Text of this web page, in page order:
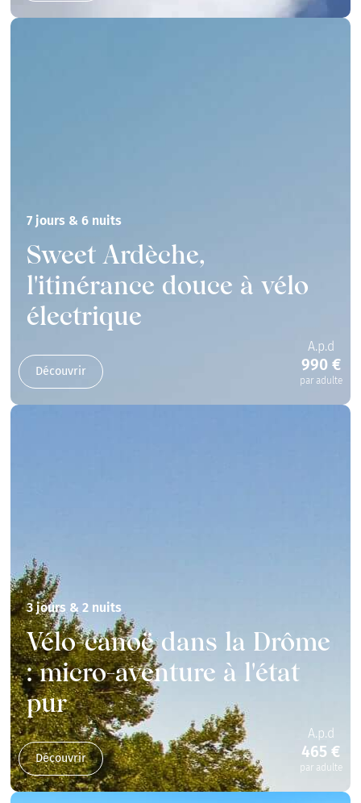
7 jours & 6 nuits
Sweet Ardèche,
l'itinérance douce à vélo
électrique
Découvrir
A.p.d
990 €
par adulte
3 jours & 2 nuits
Vélo-canoë dans la Drôme
: micro-aventure à l'état
pur
Découvrir
A.p.d
465 €
par adulte